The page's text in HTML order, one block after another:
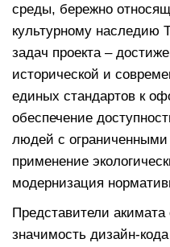
среды, бережно
культурному наследию
задач проекта –
исторической и
единых стандартов к
обеспечение
людей с
применение
модернизация
Представители акимата
значимость дизайн-